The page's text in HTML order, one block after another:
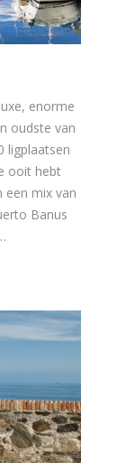
enorme
oudste van
ligplaatsen
ooit hebt
een mix van
Banus